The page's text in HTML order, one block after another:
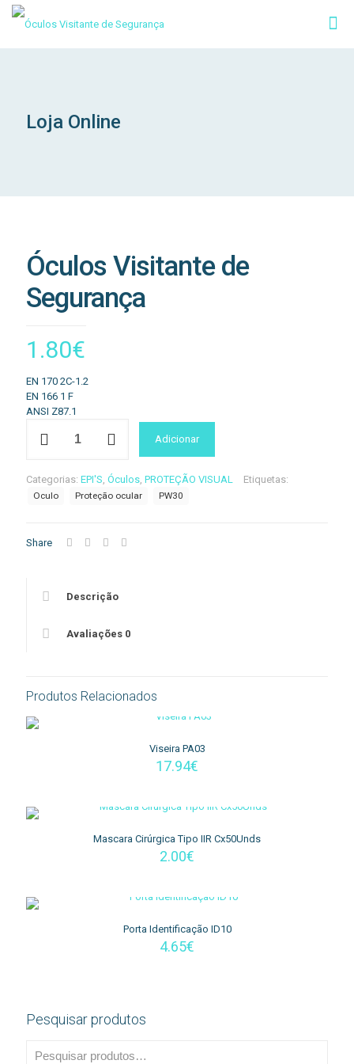
Loja Online
Óculos Visitante de
Segurança
1.80€
EN 170 2C-1.2
EN 166 1 F
ANSI Z87.1
de
Segurança
Adicionar
Categorias: EPI'S, Óculos, PROTEÇÃO VISUAL Etiquetas:
Oculo Proteção ocular PW30
Share
Descrição
Avaliações 0
Produtos Relacionados
Viseira PA03
17.94€
Mascara Cirúrgica Tipo IIR Cx50Unds
2.00€
Porta Identificação ID10
4.65€
Pesquisar produtos